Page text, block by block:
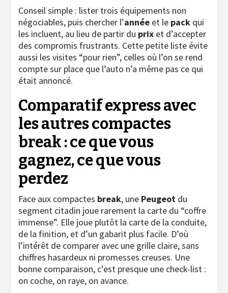
Conseil simple : lister trois équipements non
négociables, puis chercher l’année et le pack qui
les incluent, au lieu de partir du prix et d’accepter
des compromis frustrants. Cette petite liste évite
aussi les visites “pour rien”, celles où l’on se rend
compte sur place que l’auto n’a même pas ce qui
était annoncé.
Comparatif express avec
les autres compactes
break : ce que vous
gagnez, ce que vous
perdez
Face aux compactes break, une Peugeot du
segment citadin joue rarement la carte du “coffre
immense”. Elle joue plutôt la carte de la conduite,
de la finition, et d’un gabarit plus facile. D’où
l’intérêt de comparer avec une grille claire, sans
chiffres hasardeux ni promesses creuses. Une
bonne comparaison, c’est presque une check-list :
on coche, on raye, on avance.